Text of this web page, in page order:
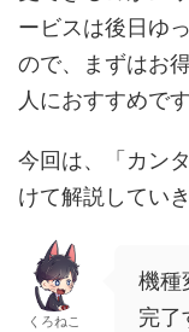
ービスは後日ゆ
ので、まずはお
人におすすめです
今回は、「カン
けて解説していき
くろねこ
機種
完了